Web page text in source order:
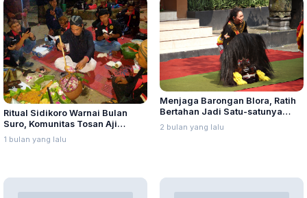
Ritual Sidikoro Warnai Bulan
Suro, Komunitas Tosan Aji
Jamas Ratusan Pusaka di Pati
1 bulan yang lalu
Menjaga Barongan Blora, Ratih
Bertahan Jadi Satu-satunya
Pemain Perempuan
2 bulan yang lalu